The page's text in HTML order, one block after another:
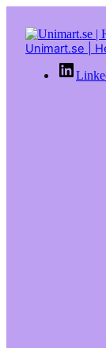
innehåll
Unimart.se |